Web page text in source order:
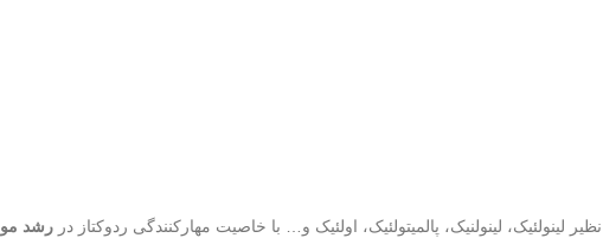
لینولنیک، پالمیتولئیک، اولئیک و… با خاصیت مهارکنندگی ردوکتاز در رشد مو